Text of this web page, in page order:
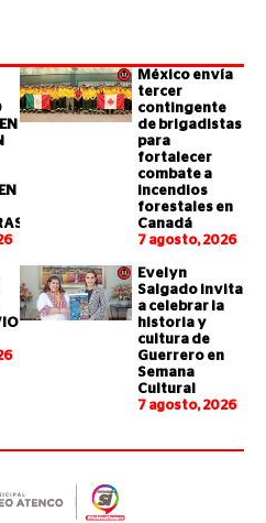
México envía
tercer
contingente
de brigadistas
para
fortalecer
combate a
incendios
forestales en
Canadá
7 agosto, 2026
Evelyn
Salgado invita
a celebrar la
historia y
cultura de
Guerrero en
Semana
Cultural
7 agosto, 2026